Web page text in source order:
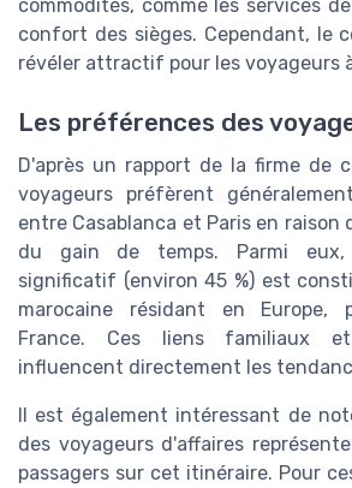
commodités, comme les services
confort des sièges. Cependant, le
révéler attractif pour les voyageurs
Les préférences des
D'après un rapport de la firme de
voyageurs préfèrent
entre Casablanca et Paris en raison
du gain de temps. Parmi eux,
significatif (environ 45 %) est
marocaine résidant en Europe,
France. Ces liens familiaux
influencent directement les
Il est également intéressant de
des voyageurs d'affaires
passagers sur cet itinéraire. Pour